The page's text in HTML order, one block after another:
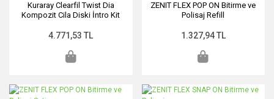
Kuraray Clearfil Twist Dia
Kompozit Cila Diski İntro Kit
4.771,53 TL
ZENIT FLEX POP ON Bitirme ve
Polisaj Refill
1.327,94 TL